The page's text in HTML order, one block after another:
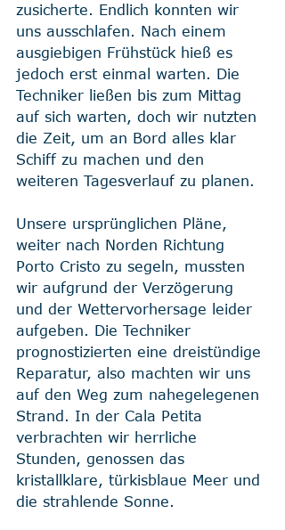
zusicherte. Endlich konnten wir
uns ausschlafen. Nach einem
ausgiebigen Frühstück hieß es
jedoch erst einmal warten. Die
Techniker ließen bis zum Mittag
auf sich warten, doch wir nutzten
die Zeit, um an Bord alles klar
Schiff zu machen und den
weiteren Tagesverlauf zu planen.
Unsere ursprünglichen Pläne,
weiter nach Norden Richtung
Porto Cristo zu segeln, mussten
wir aufgrund der Verzögerung
und der Wettervorhersage leider
aufgeben. Die Techniker
prognostizierten eine dreistündige
Reparatur, also machten wir uns
auf den Weg zum nahegelegenen
Strand. In der Cala Petita
verbrachten wir herrliche
Stunden, genossen das
kristallklare, türkisblaue Meer und
die strahlende Sonne.